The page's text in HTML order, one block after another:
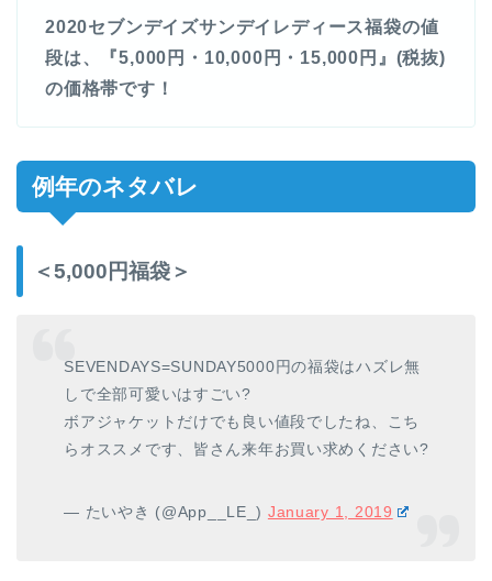
2020セブンデイズサンデイレディース福袋の値
段は、『5,000円・10,000円・15,000円』(税抜)
の価格帯です！
例年のネタバレ
＜5,000円福袋＞
SEVENDAYS=SUNDAY5000円の福袋はハズレ無
しで全部可愛いはすごい?
ボアジャケットだけでも良い値段でしたね、こち
らオススメです、皆さん来年お買い求めください?
— たいやき (@App__LE_) January 1, 2019